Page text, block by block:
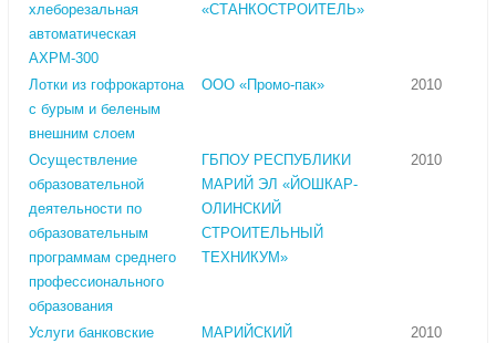
хлеборезальная
автоматическая
АХРМ-300
«СТАНКОСТРОИТЕЛЬ»
Лотки из гофрокартона
с бурым и беленым
внешним слоем
ООО «Промо-пак» 2010
Осуществление
образовательной
деятельности по
образовательным
программам среднего
профессионального
образования
ГБПОУ РЕСПУБЛИКИ
МАРИЙ ЭЛ «ЙОШКАР-
ОЛИНСКИЙ
СТРОИТЕЛЬНЫЙ
ТЕХНИКУМ»
2010
Услуги банковские
МАРИЙСКИЙ
2010